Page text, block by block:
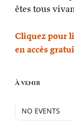
êtes tous
Cliquez pour
en accès
À venir
NO EVENTS